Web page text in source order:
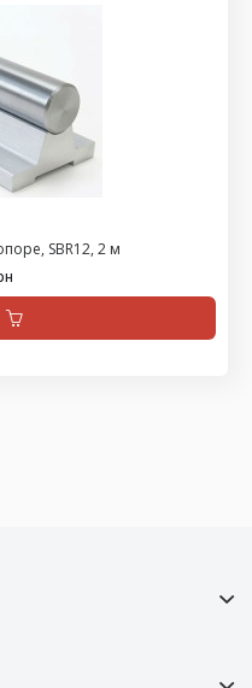
SBR12, 2 м